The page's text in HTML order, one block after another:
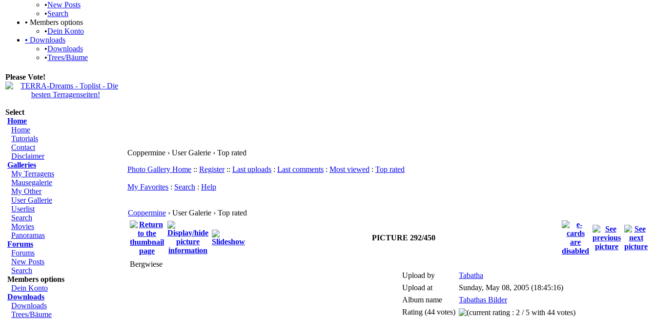
•New Posts
•Search
• Members options
•Dein Konto
• Downloads
•Downloads
•Trees/Bäume
Please Vote!
Select
Home
Home
Tutorials
Contact
Disclaimer
Galleries
My Terragens
Mausegalerie
My Other
User Gallerie
Userlist
Search
Movies
Panoramas
Forums
Forums
New Posts
Search
Members options
Dein Konto
Downloads
Downloads
Trees/Bäume
Coppermine › User Galerie › Top rated
Photo Gallery Home :: Register:: Last uploads : Last comments : Most viewed : Top rated
My Favorites : Search : Help
Coppermine › User Galerie › Top rated
PICTURE 292/450
Bergwiese
Upload by
Tabatha
Upload at
Sunday, May 08, 2005 (18:45:16)
Album name
Tabathas Bilder
Rating (44 votes)